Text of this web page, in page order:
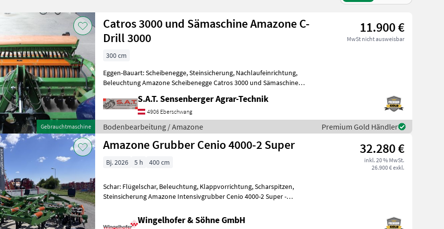
Gebrauchtmaschine
Catros 3000 und Sämaschine Amazone C-
Drill 3000
11.900 €
MwSt nicht ausweisbar
300 cm
Eggen-Bauart: Scheibenegge, Steinsicherung, Nachlaufeinrichtung,
Beleuchtung Amazone Scheibenegge Catros 3000 und Sämaschine
S.A.T. Sensenberger Agrar-Technik
4906 Eberschwang
Bodenbearbeitung / Amazone Premium Gold Händler
Amazone Grubber Cenio 4000-2 Super 32.280 €
inkl. 20 % MwSt.
26.900 € exkl.
Bj. 2026 5 h 400 cm
Schar: Flügelschar, Beleuchtung, Klappvorrichtung, Scharspitzen,
Steinsicherung Amazone Intensivgrubber Cenio 4000-2 Super -
Wingelhofer & Söhne GmbH